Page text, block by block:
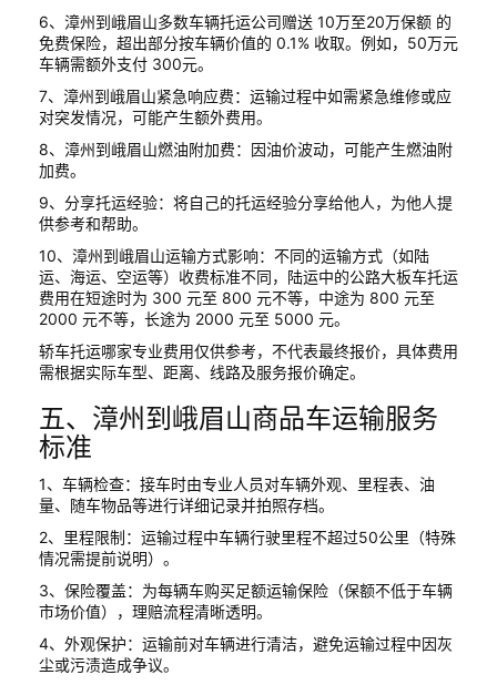
6、漳州到峨眉山多数车辆托运公司赠送 10万至20万保额 的
免费保险，超出部分按车辆价值的 0.1% 收取。例如，50万元
车辆需额外支付 300元。
7、漳州到峨眉山紧急响应费：运输过程中如需紧急维修或应
对突发情况，可能产生额外费用。
8、漳州到峨眉山燃油附加费：因油价波动，可能产生燃油附
加费。
9、分享托运经验：将自己的托运经验分享给他人，为他人提
供参考和帮助。
10、漳州到峨眉山运输方式影响：不同的运输方式（如陆
运、海运、空运等）收费标准不同，陆运中的公路大板车托运
费用在短途时为 300 元至 800 元不等，中途为 800 元至
2000 元不等，长途为 2000 元至 5000 元。
轿车托运哪家专业费用仅供参考，不代表最终报价，具体费用
需根据实际车型、距离、线路及服务报价确定。
五、漳州到峨眉山商品车运输服务
标准
1、车辆检查：接车时由专业人员对车辆外观、里程表、油
量、随车物品等进行详细记录并拍照存档。
2、里程限制：运输过程中车辆行驶里程不超过50公里（特殊
情况需提前说明）。
3、保险覆盖：为每辆车购买足额运输保险（保额不低于车辆
市场价值），理赔流程清晰透明。
4、外观保护：运输前对车辆进行清洁，避免运输过程中因灰
尘或污渍造成争议。